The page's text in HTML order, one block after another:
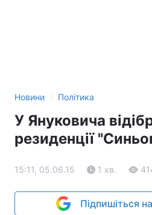
Новини › Політика
У Януковича
резиденції
15:11, 05.06.15 1 хв.
Підпишіться